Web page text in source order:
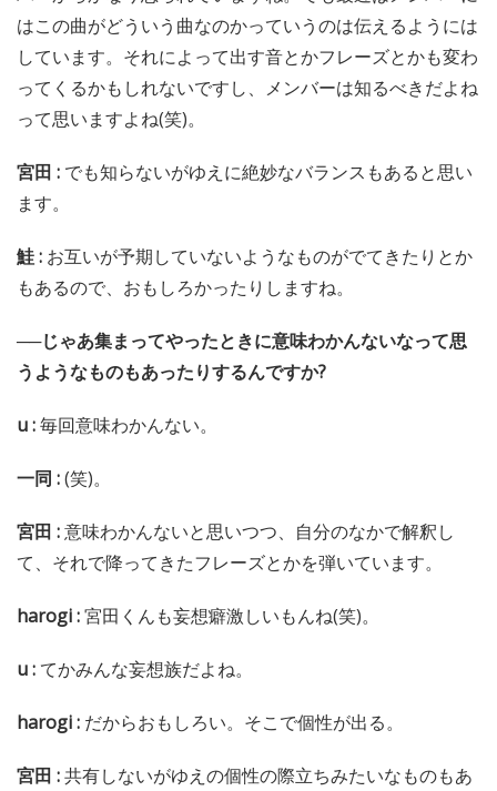
はこの曲がどういう曲なのかっていうのは伝えるようには
しています。それによって出す音とかフレーズとかも変わ
ってくるかもしれないですし、メンバーは知るべきだよね
って思いますよね(笑)。
宮田 : でも知らないがゆえに絶妙なバランスもあると思い
ます。
鮭 : お互いが予期していないようなものがでてきたりとか
もあるので、おもしろかったりしますね。
──じゃあ集まってやったときに意味わかんないなって思
うようなものもあったりするんですか?
u :毎回意味わかんない。
一同 :(笑)。
宮田 :意味わかんないと思いつつ、自分のなかで解釈し
て、それで降ってきたフレーズとかを弾いています。
harogi :宮田くんも妄想癖激しいもんね(笑)。
u : てかみんな妄想族だよね。
harogi : だからおもしろい。そこで個性が出る。
宮田 :共有しないがゆえの個性の際立ちみたいなものもあ